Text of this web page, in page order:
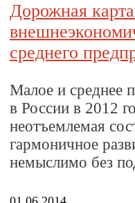
Дорожная
среднего
Малое и среднее
в России в 2012
неотъемлемая
гармоничное
немыслимо без